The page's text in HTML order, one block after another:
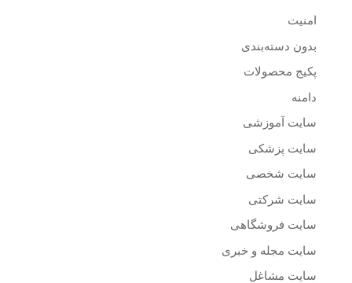
امنیت
بدون دسته‌بندی
پکیج محصولات
دامنه
سایت آموزشی
سایت پزشکی
سایت شخصی
سایت شرکتی
سایت فروشگاهی
سایت مجله و خبری
سایت مشاغل